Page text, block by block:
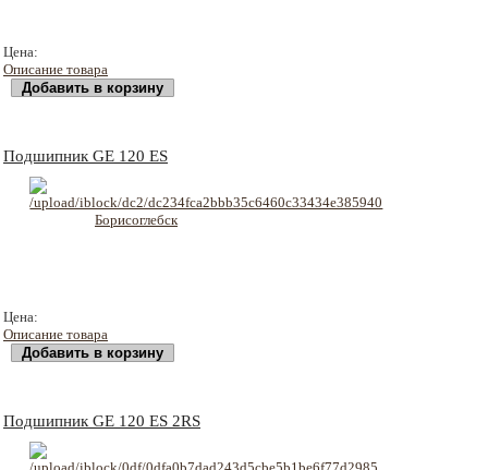
Цена:
Описание товара
Подшипник GE 120 ES
Цена:
Описание товара
Подшипник GE 120 ES 2RS